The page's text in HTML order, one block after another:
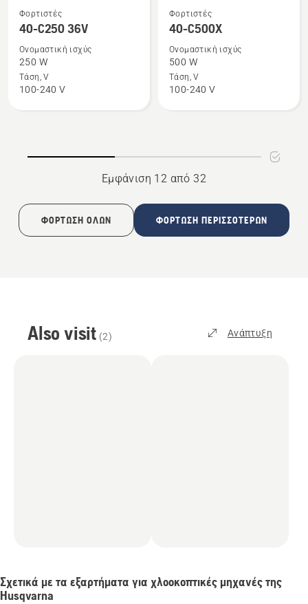
Δείτε
περισσότερες
λεπτομέρειες
για
το
40-
Φορτιστές
40-C250 36V
Ονομαστική ισχύς
250 W
Τάση, V
100-240 V
Δείτε
περισσότερες
λεπτομέρειες
για
το
40-
Φορτιστές
40-C500X
Ονομαστική ισχύς
500 W
Τάση, V
100-240 V
Εμφάνιση 12 από 32
ΦΌΡΤΩΣΗ ΌΛΩΝ ΦΌΡΤΩΣΗ ΠΕΡΙΣΣΌΤΕΡΩΝ
Also visit (2) Ανάπτυξη
Σχετικά με τα εξαρτήματα για χλοοκοπτικές μηχανές της
Husqvarna